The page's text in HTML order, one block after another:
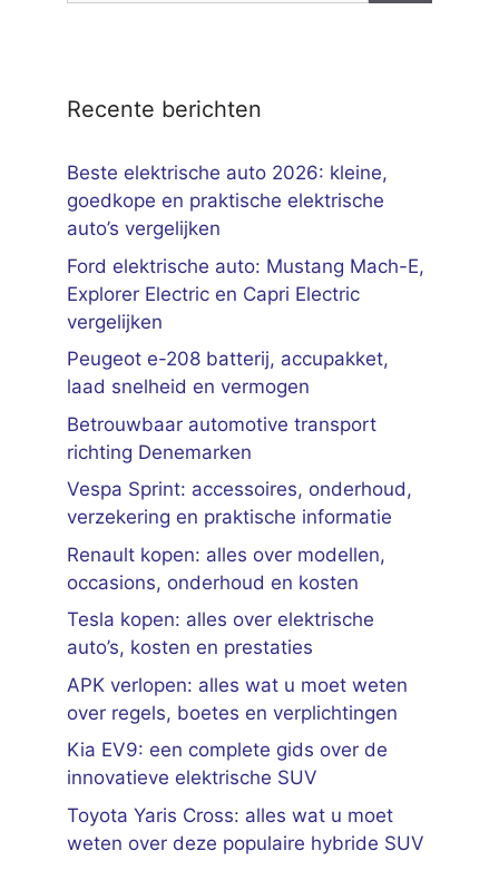
Recente berichten
Beste elektrische auto 2026: kleine,
goedkope en praktische elektrische
auto’s vergelijken
Ford elektrische auto: Mustang Mach-E,
Explorer Electric en Capri Electric
vergelijken
Peugeot e-208 batterij, accupakket,
laad snelheid en vermogen
Betrouwbaar automotive transport
richting Denemarken
Vespa Sprint: accessoires, onderhoud,
verzekering en praktische informatie
Renault kopen: alles over modellen,
occasions, onderhoud en kosten
Tesla kopen: alles over elektrische
auto’s, kosten en prestaties
APK verlopen: alles wat u moet weten
over regels, boetes en verplichtingen
Kia EV9: een complete gids over de
innovatieve elektrische SUV
Toyota Yaris Cross: alles wat u moet
weten over deze populaire hybride SUV